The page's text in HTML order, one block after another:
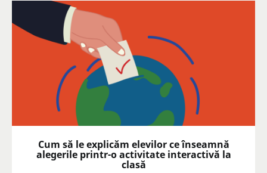
Cum să le explicăm elevilor ce înseamnă
alegerile printr-o activitate interactivă la
clasă